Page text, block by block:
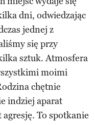
dni, odwiedzając
jednej z
się przy
sztuk. Atmosfera
moimi
chętnie
indziej aparat
agresję. To spotkanie